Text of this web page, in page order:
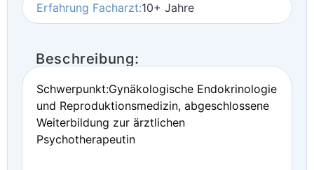
Erfahrung Facharzt:10+ Jahre
Beschreibung:
Schwerpunkt:Gynäkologische Endokrinologie
und Reproduktionsmedizin, abgeschlossene
Weiterbildung zur ärztlichen
Psychotherapeutin